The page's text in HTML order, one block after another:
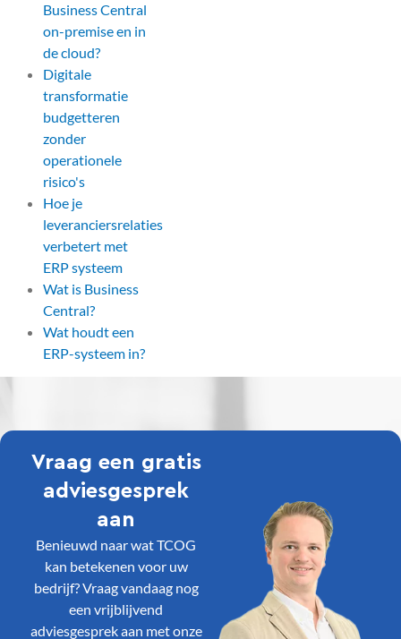
Business Central
on-premise en in
de cloud?
Digitale
transformatie
budgetteren
zonder
operationele
risico's
Hoe je
leveranciersrelaties
verbetert met
ERP systeem
Wat is Business
Central?
Wat houdt een
ERP-systeem in?
Vraag een gratis
adviesgesprek
aan
Benieuwd naar wat TCOG
kan betekenen voor uw
bedrijf? Vraag vandaag nog
een vrijblijvend
adviesgesprek aan met onze